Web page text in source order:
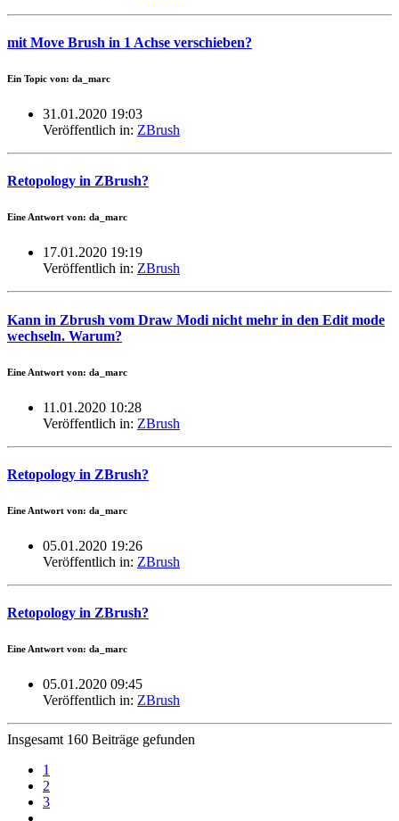
mit Move Brush in 1 Achse verschieben?
Ein Topic von: da_marc
31.01.2020 19:03
Veröffentlich in: ZBrush
Retopology in ZBrush?
Eine Antwort von: da_marc
17.01.2020 19:19
Veröffentlich in: ZBrush
Kann in Zbrush vom Draw Modi nicht mehr in den Edit mode
wechseln. Warum?
Eine Antwort von: da_marc
11.01.2020 10:28
Veröffentlich in: ZBrush
Retopology in ZBrush?
Eine Antwort von: da_marc
05.01.2020 19:26
Veröffentlich in: ZBrush
Retopology in ZBrush?
Eine Antwort von: da_marc
05.01.2020 09:45
Veröffentlich in: ZBrush
Insgesamt 160 Beiträge gefunden
1
2
3